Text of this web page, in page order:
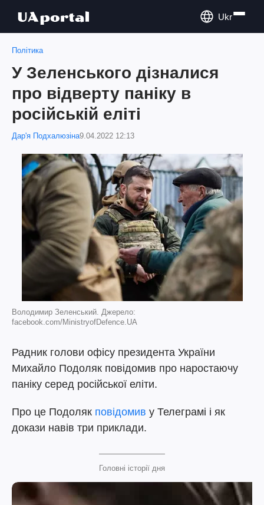
Ukr
Політика
У Зеленського дізналися
про відверту паніку в
російській еліті
Дар'я Подхалюзіна9.04.2022 12:13
Володимир Зеленський. Джерело:
facebook.com/MinistryofDefence.UA
Радник голови офісу президента України
Михайло Подоляк повідомив про наростаючу
паніку серед російської еліти.
Про це Подоляк повідомив у Телеграмі і як
докази навів три приклади.
Головні історії дня